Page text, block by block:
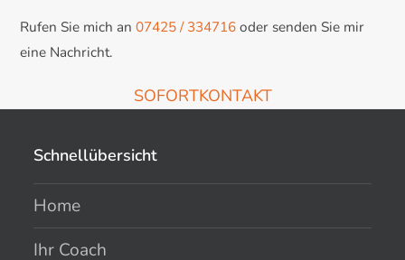
Rufen Sie mich an07425 / 334716oder senden Sie mir
eine Nachricht.
SOFORTKONTAKT
Schnellübersicht
Home
Ihr Coach